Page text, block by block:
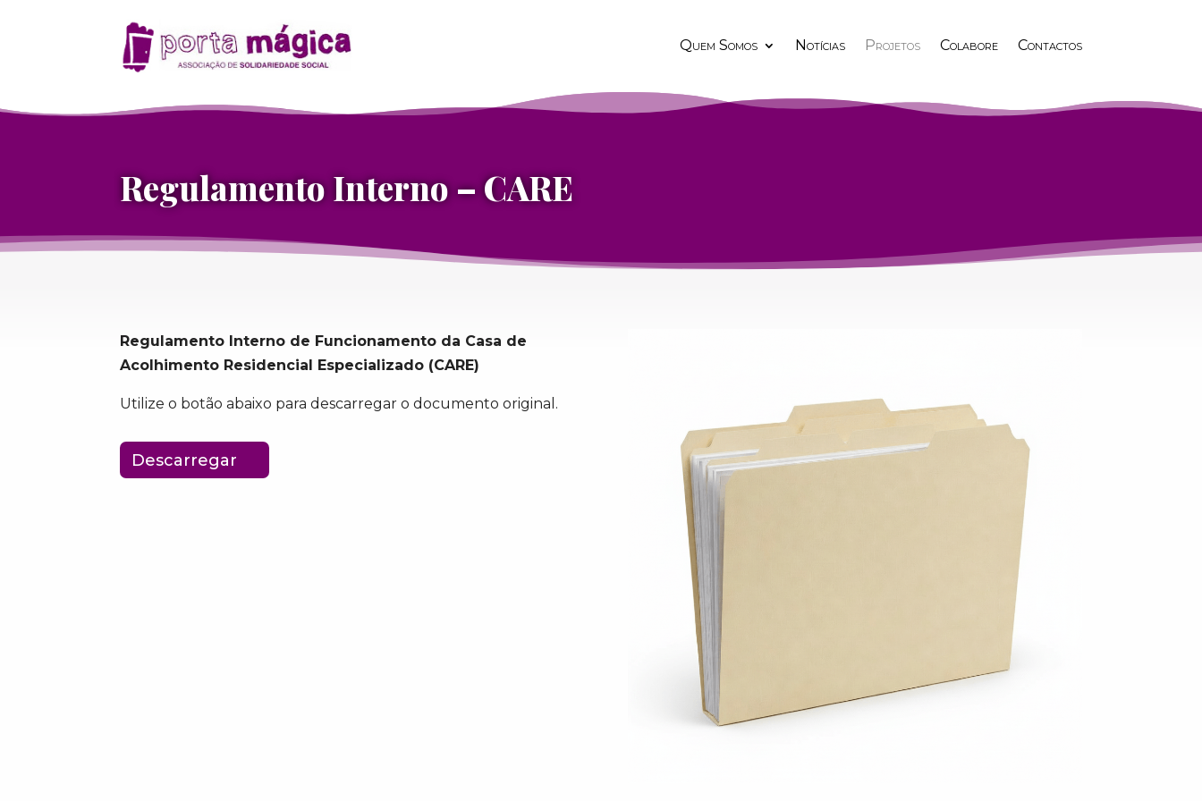
Quem Somos Notícias Projetos Colabore Contactos
Regulamento Interno – CARE
Regulamento Interno de Funcionamento da Casa de
Acolhimento Residencial Especializado (CARE)
Utilize o botão abaixo para descarregar o documento original.
Descarregar